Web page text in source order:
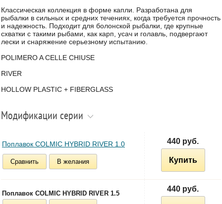
Классическая коллекция в форме капли. Разработана для
рыбалки в сильных и средних течениях, когда требуется прочность
и надежность. Подходит для болонской рыбалки, где крупные
схватки с такими рыбами, как карп, усач и голавль, подвергают
лески и снаряжение серьезному испытанию.
POLIMERO A CELLE CHIUSE
RIVER
HOLLOW PLASTIC + FIBERGLASS
Модификации серии
Поплавок COLMIC HYBRID RIVER 1.0
Сравнить В желания
440 руб.
Купить
Поплавок COLMIC HYBRID RIVER 1.5
440 руб.